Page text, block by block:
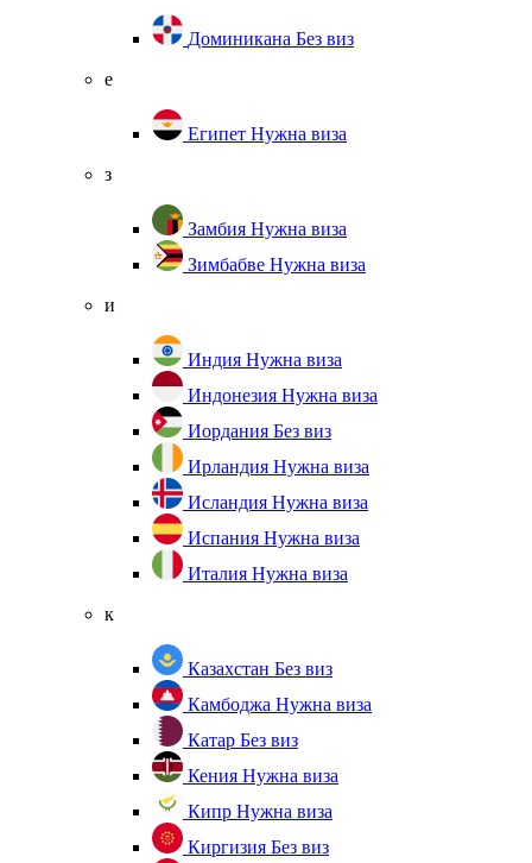
Доминикана Без виз
е
Египет Нужна виза
з
Замбия Нужна виза
Зимбабве Нужна виза
и
Индия Нужна виза
Индонезия Нужна виза
Иордания Без виз
Ирландия Нужна виза
Исландия Нужна виза
Испания Нужна виза
Италия Нужна виза
к
Казахстан Без виз
Камбоджа Нужна виза
Катар Без виз
Кения Нужна виза
Кипр Нужна виза
Киргизия Без виз